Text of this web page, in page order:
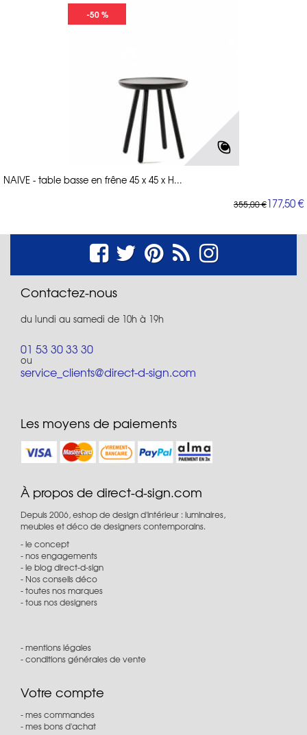
-50 %
NAIVE - table basse en frêne 45 x 45 x H...
355,00 €177,50 €
Contactez-nous
du lundi au samedi de 10h à 19h
01 53 30 33 30
ou
service_clients@direct-d-sign.com
Les moyens de paiements
À propos de direct-d-sign.com
Depuis 2006, eshop de design d'intérieur : luminaires,
meubles et déco de designers contemporains.
le concept
nos engagements
le blog direct-d-sign
Nos conseils déco
toutes nos marques
tous nos designers
mentions légales
conditions générales de vente
Votre compte
mes commandes
mes bons d'achat